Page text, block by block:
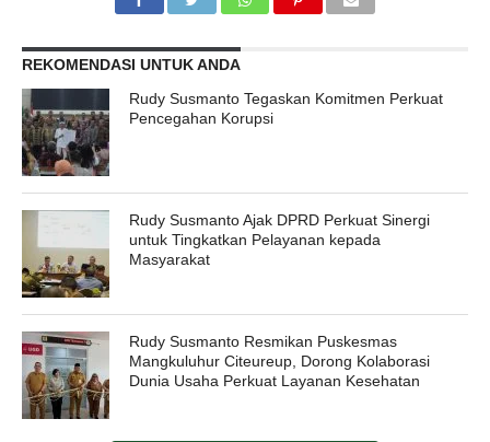
REKOMENDASI UNTUK ANDA
Rudy Susmanto Tegaskan Komitmen Perkuat
Pencegahan Korupsi
Rudy Susmanto Ajak DPRD Perkuat Sinergi
untuk Tingkatkan Pelayanan kepada
Masyarakat
Rudy Susmanto Resmikan Puskesmas
Mangkuluhur Citeureup, Dorong Kolaborasi
Dunia Usaha Perkuat Layanan Kesehatan